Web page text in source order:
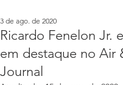
Ricardo Fenelon Jr.
em destaque no Air
Journal
3 de ago. de 2020